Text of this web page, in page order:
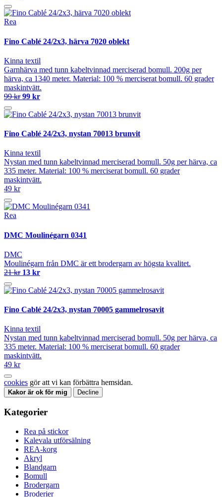
Rea
Fino Cablé 24/2x3, härva 7020 oblekt
Kinna textil
Garnhärva med tunn kabeltvinnad merciserad bomull. 200g per
härva, ca 1340 meter. Material: 100 % merciserat bomull. 60 grader
maskintvätt.
99 kr 99 kr
Fino Cablé 24/2x3, nystan 70013 brunvit
Kinna textil
Nystan med tunn kabeltvinnad merciserad bomull. 50g per härva, ca
335 meter. Material: 100 % merciserat bomull. 60 grader
maskintvätt.
49 kr
Rea
DMC Moulinégarn 0341
DMC
Moulinégarn från DMC är ett brodergarn av högsta kvalitet.
21 kr 13 kr
Fino Cablé 24/2x3, nystan 70005 gammelrosavit
Kinna textil
Nystan med tunn kabeltvinnad merciserad bomull. 50g per härva, ca
335 meter. Material: 100 % merciserat bomull. 60 grader
maskintvätt.
49 kr
cookies gör att vi kan förbättra hemsidan.
Kakor är ok för mig Decline
Kategorier
Rea på stickor
Kalevala utförsälning
REA-korg
Akryl
Blandgarn
Bomull
Brodergarn
Broderier